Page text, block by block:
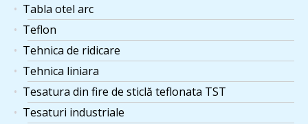
Tabla otel arc
Teflon
Tehnica de ridicare
Tehnica liniara
Tesatura din fire de sticlă teflonata TST
Tesaturi industriale